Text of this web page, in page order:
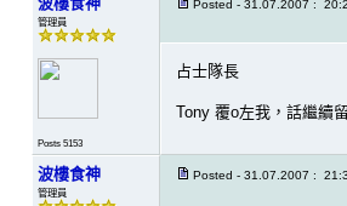
管理員
Posts 5153
Posted - 31.07.2007 :
占士隊長
Tony 覆o左我，話繼續
波樓食神
管理員
Posted - 31.07.2007 :